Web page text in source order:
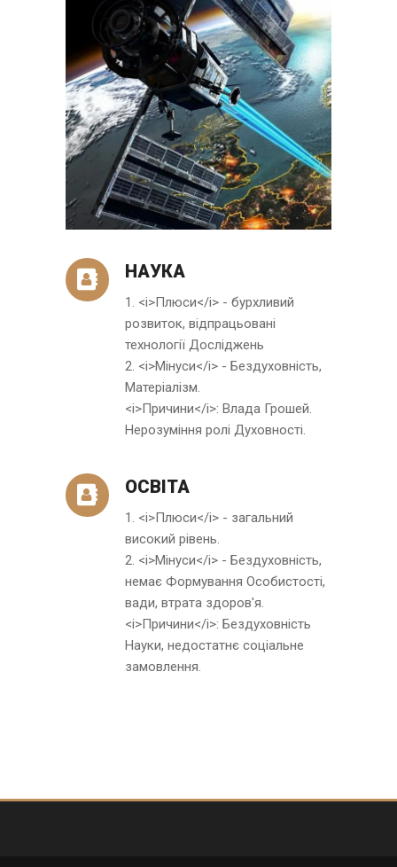
НАУКА
1. <i>Плюси</i> - бурхливий
розвиток, відпрацьовані
технології Досліджень
2. <i>Мінуси</i> - Бездуховність,
Матеріалізм.
<i>Причини</i>: Влада Грошей.
Нерозуміння ролі Духовності.
ОСВІТА
1. <i>Плюси</i> - загальний
високий рівень.
2. <i>Мінуси</i> - Бездуховність,
немає Формування Особистості,
вади, втрата здоров'я.
<i>Причини</i>: Бездуховність
Науки, недостатнє соціальне
замовлення.